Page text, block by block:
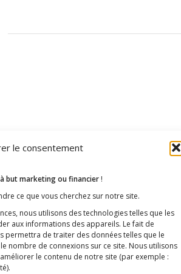
le consentement
but marketing ou financier !
ce que vous cherchez sur notre site.
nous utilisons des technologies telles que les
aux informations des appareils. Le fait de
permettra de traiter des données telles que le
nombre de connexions sur ce site. Nous utilisons
le contenu de notre site (par exemple :
.